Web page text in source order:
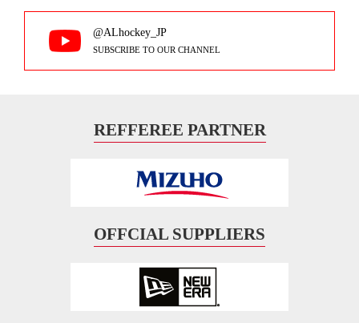
@ALhockey_JP
SUBSCRIBE TO OUR CHANNEL
REFFEREE PARTNER
OFFCIAL SUPPLIERS